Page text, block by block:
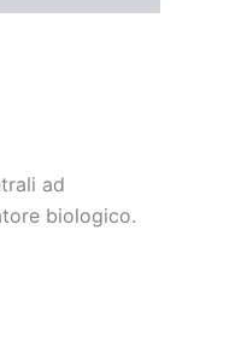
ad
biologico.